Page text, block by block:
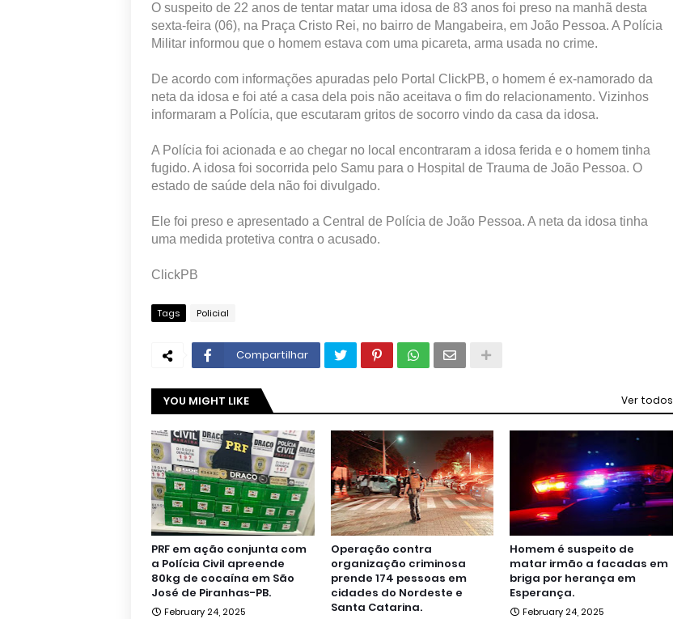
O suspeito de 22 anos de tentar matar uma idosa de 83 anos foi preso na manhã desta
sexta-feira (06), na Praça Cristo Rei, no bairro de Mangabeira, em João Pessoa. A Polícia
Militar informou que o homem estava com uma picareta, arma usada no crime.
De acordo com informações apuradas pelo Portal ClickPB, o homem é ex-namorado da
neta da idosa e foi até a casa dela pois não aceitava o fim do relacionamento. Vizinhos
informaram a Polícia, que escutaram gritos de socorro vindo da casa da idosa.
A Polícia foi acionada e ao chegar no local encontraram a idosa ferida e o homem tinha
fugido. A idosa foi socorrida pelo Samu para o Hospital de Trauma de João Pessoa. O
estado de saúde dela não foi divulgado.
Ele foi preso e apresentado a Central de Polícia de João Pessoa. A neta da idosa tinha
uma medida protetiva contra o acusado.
ClickPB
Tags Policial
Compartilhar
YOU MIGHT LIKE Ver todos
PRF em ação conjunta com
a Polícia Civil apreende
80kg de cocaína em São
José de Piranhas-PB.
February 24, 2025
Operação contra
organização criminosa
prende 174 pessoas em
cidades do Nordeste e
Santa Catarina.
Homem é suspeito de
matar irmão a facadas em
briga por herança em
Esperança.
February 24, 2025